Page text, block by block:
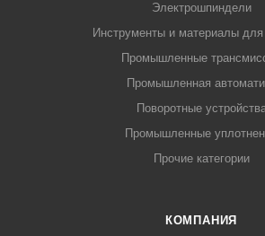
Электрошпиндели
Инструменты и материалы для
Промышленные
Промышленная
Поворотные
Промышленные
Прочие категории
КОМПАНИЯ